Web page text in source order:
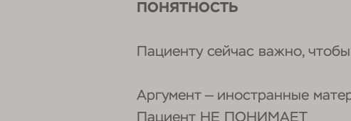
ПОНЯТНОСТЬ
Пациенту сейчас важно,
Аргумент — иностранные
Пациент НЕ ПОНИМАЕТ